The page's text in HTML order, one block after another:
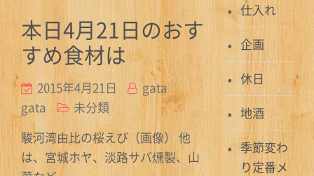
本日4月21日のおす
すめ食材は
2015年4月21日
gata
gata
未分類
駿河湾由比の桜えび（画像） 他
は、宮城ホヤ、淡路サバ燻製、山
仕入れ
企画
休日
地酒
季節変わ
り定番メ